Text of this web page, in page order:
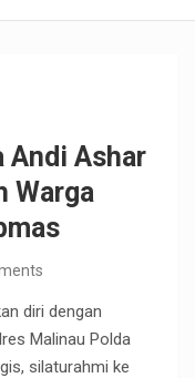
Andi Ashar
Warga
diri dengan
Malinau Polda
silaturahmi ke